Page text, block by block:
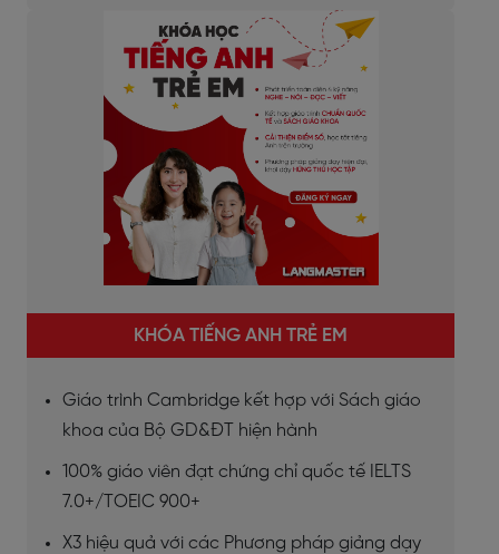
KHÓA TIẾNG ANH TRẺ EM
Giáo trình Cambridge kết hợp với Sách giáo
khoa của Bộ GD&ĐT hiện hành
100% giáo viên đạt chứng chỉ quốc tế IELTS
7.0+/TOEIC 900+
X3 hiệu quả với các Phương pháp giảng dạy